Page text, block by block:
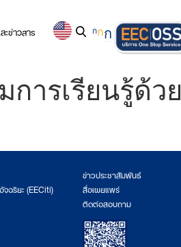
ข่าวสาร กกก
ารเรียนรู้ด้วย
ฉริยะ (EECiti)
ข่าวประชาสัมพันธ์
สื่อเผยแพร่
ติดต่อสอบถาม